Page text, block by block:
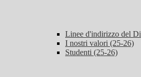
Linee d'indirizzo del
I nostri valori (25-26)
Studenti (25-26)